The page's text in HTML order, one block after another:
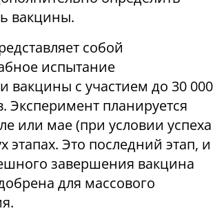
вакцины.
собой
испытание
вакцины с участием до 30 000
Эксперимент планируется
или ​​мае (при условии успеха
этапах. Это последний этап, и
завершения вакцина
для массового